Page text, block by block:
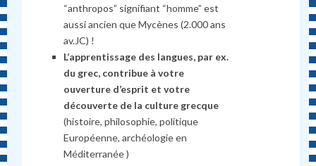
“anthropos” signifiant “homme” est
aussi ancien que Mycènes (2.000 ans
av.JC) !
L’apprentissage des langues, par ex.
du grec, contribue à votre
ouverture d’esprit et votre
découverte de la culture grecque
(histoire, philosophie, politique
Européenne, archéologie en
Méditerranée )